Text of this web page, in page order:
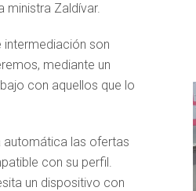
ministra Zaldívar.
intermediación son
mediante un
con aquellos que lo
automática las ofertas
con su perfil.
un dispositivo con